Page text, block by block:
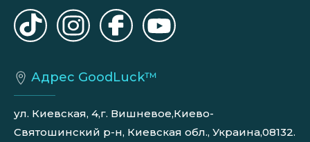
Адрес GoodLuck™
ул. Киевская, 4,г. Вишневое,Киево-
Святошинский р-н, Киевская обл., Украина,08132.